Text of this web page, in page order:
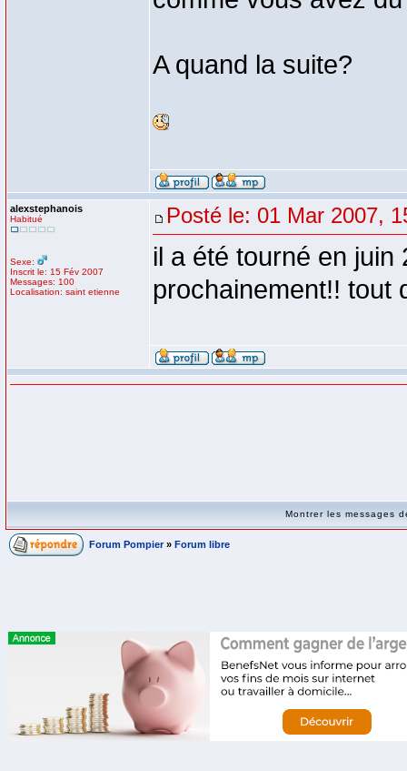
A quand la suite?
alexstephanois
Habitué
Sexe:
Inscrit le: 15 Fév 2007
Messages: 100
Localisation: saint etienne
Posté le: 01 Mar 2007,
il a été tourné en
prochainement!! tout
Montrer les messages
Forum Pompier » Forum libre